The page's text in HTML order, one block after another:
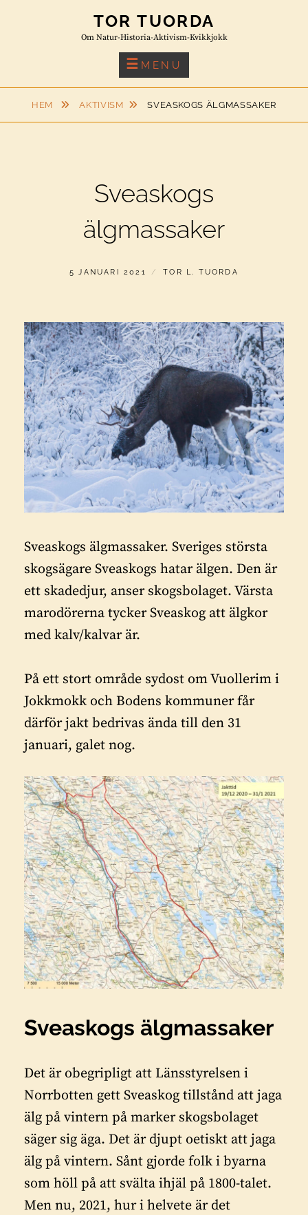
TOR TUORDA
Om Natur-Historia-Aktivism-Kvikkjokk
MENU
HEM AKTIVISM SVEASKOGS ÄLGMASSAKER
Sveaskogs
älgmassaker
PUBLICERAT
5 JANUARI 2021 AV
TOR L. TUORDA
Sveaskogs älgmassaker. Sveriges största
skogsägare Sveaskogs hatar älgen. Den är
ett skadedjur, anser skogsbolaget. Värsta
marodörerna tycker Sveaskog att älgkor
med kalv/kalvar är.
På ett stort område sydost om Vuollerim i
Jokkmokk och Bodens kommuner får
därför jakt bedrivas ända till den 31
januari, galet nog.
Sveaskogs älgmassaker
Det är obegripligt att Länsstyrelsen i
Norrbotten gett Sveaskog tillstånd att jaga
älg på vintern på marker skogsbolaget
säger sig äga. Det är djupt oetiskt att jaga
älg på vintern. Sånt gjorde folk i byarna
som höll på att svälta ihjäl på 1800-talet.
Men nu, 2021, hur i helvete är det